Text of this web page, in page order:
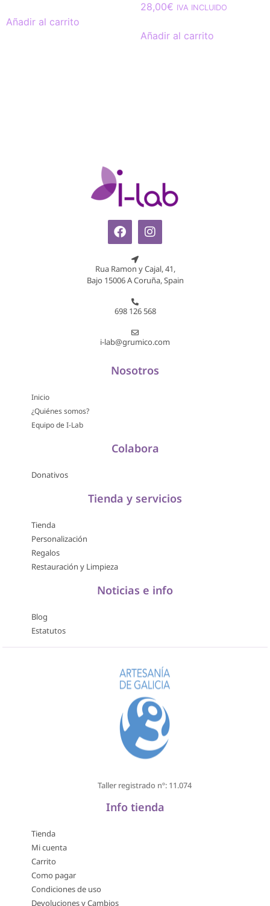
Añadir al carrito
28,00€ IVA INCLUIDO
Añadir al carrito
Rua Ramon y Cajal, 41,
Bajo 15006 A Coruña, Spain
698 126 568
i-lab@grumico.com
Nosotros
Inicio
¿Quiénes somos?
Equipo de I-Lab
Colabora
Donativos
Tienda y servicios
Tienda
Personalización
Regalos
Restauración y Limpieza
Noticias e info
Blog
Estatutos
Taller registrado nº: 11.074
Info tienda
Tienda
Mi cuenta
Carrito
Como pagar
Condiciones de uso
Devoluciones y Cambios